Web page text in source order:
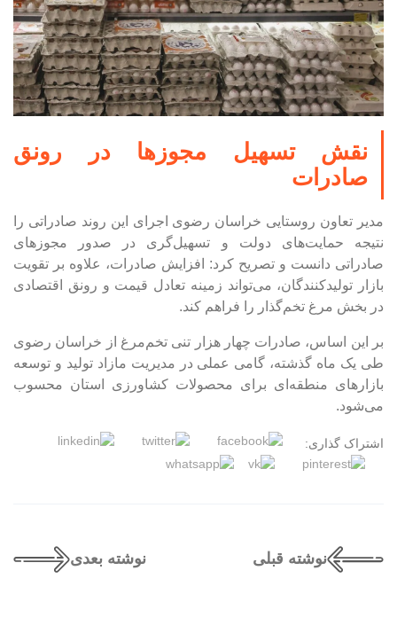
نقش تسهیل مجوز‌ها در رونق
صادرات
مدیر تعاون روستایی خراسان رضوی اجرای این روند صادراتی را
نتیجه حمایت‌های دولت و تسهیل‌گری در صدور مجوز‌های
صادراتی دانست و تصریح کرد: افزایش صادرات، علاوه بر تقویت
بازار تولیدکنندگان، می‌تواند زمینه تعادل قیمت و رونق اقتصادی
در بخش مرغ تخم‌گذار را فراهم کند.
بر این اساس، صادرات چهار هزار تنی تخم‌مرغ از خراسان رضوی
طی یک ماه گذشته، گامی عملی در مدیریت مازاد تولید و توسعه
بازار‌های منطقه‌ای برای محصولات کشاورزی استان محسوب
می‌شود.
اشتراک گذاری:
نوشته قبلی نوشته بعدی